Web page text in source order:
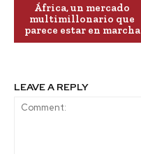
África, un mercado
multimillonario que
parece estar en marcha
LEAVE A REPLY